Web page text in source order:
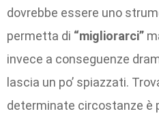
dovrebbe essere uno
permetta di “migliorarci”
invece a conseguenze
lascia un po’ spiazzati.
determinate circostanze è